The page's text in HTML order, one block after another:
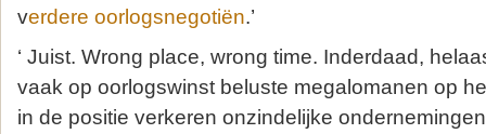
verdere oorlogsnegotiën.’
‘ Juist. Wrong place, wrong time. Inderdaad,
vaak op oorlogswinst beluste megalomanen op
in de positie verkeren onzindelijke